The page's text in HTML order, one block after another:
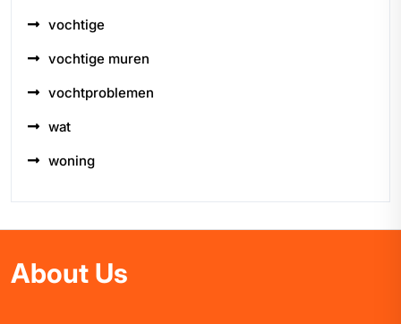
vochtige
vochtige muren
vochtproblemen
wat
woning
About Us